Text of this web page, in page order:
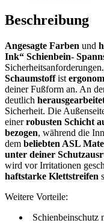
Beschreibung
Angesagte Farben und
Ink“ Schienbein-
Sicherheitsanforderungen.
Schaumstoff ist
deiner Fußform an. An
deutlich
Sicherheit. Die
einer robusten Schicht
bezogen, während die
dem beliebten ASL
unter deiner
wird vor Irritationen
haftstarke Klettstreifen
Weitere Vorteile:
Schienbeinschutz